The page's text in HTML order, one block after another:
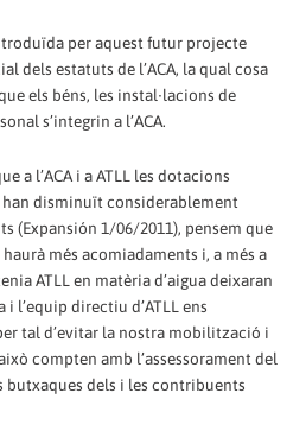
per aquest futur projecte
dels estatuts de l’ACA, la qual cosa
els béns, les instal∙lacions de
s’integrin a l’ACA.
a l’ACA i a ATLL les dotacions
han disminuït considerablement
(Expansión 1/06/2011), pensem que
més acomiadaments i, a més a
ATLL en matèria d’aigua deixaran
l’equip directiu d’ATLL ens
tal d’evitar la nostra mobilització i
compten amb l’assessorament del
butxaques dels i les contribuents